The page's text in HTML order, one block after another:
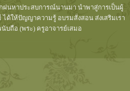
ฝนหาประสบการณ์นานมา นำพาสู่การเป็นผู้
ได้ให้ปัญญาความรู้ อบรมสั่งสอน ส่งเสริมเรา
บถือ (พระ) ครูอาจารย์เสมอ